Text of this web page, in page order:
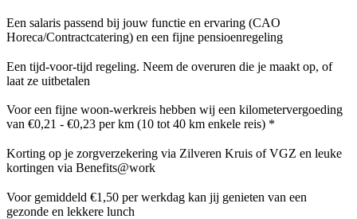
Een salaris passend bij jouw functie en ervaring (CAO
Horeca/Contractcatering) en een fijne pensioenregeling
Een tijd-voor-tijd regeling. Neem de overuren die je maakt op, of
laat ze uitbetalen
Voor een fijne woon-werkreis hebben wij een kilometervergoeding
van €0,21 - €0,23 per km (10 tot 40 km enkele reis) *
Korting op je zorgverzekering via Zilveren Kruis of VGZ en leuke
kortingen via Benefits@work
Voor gemiddeld €1,50 per werkdag kan jij genieten van een
gezonde en lekkere lunch